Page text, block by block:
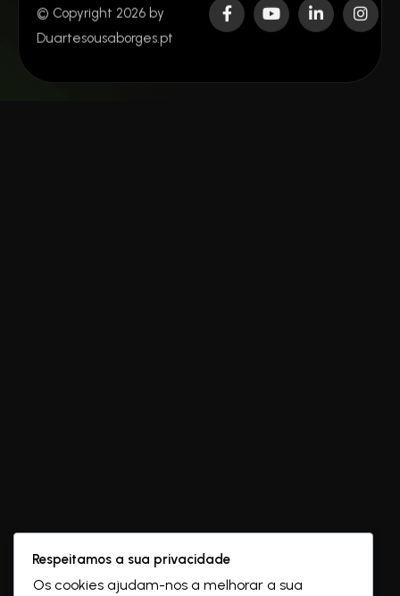
© Copyright 2026 by
Duartesousaborges.pt
Respeitamos a sua privacidade
Os cookies ajudam-nos a melhorar a sua